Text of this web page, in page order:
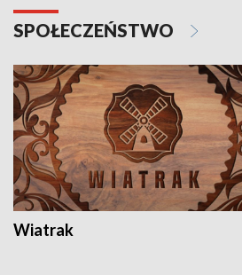
SPOŁECZEŃSTWO
Wiatrak